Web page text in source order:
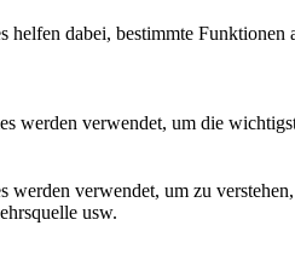
helfen dabei, bestimmte
werden verwendet, um die
werden verwendet, um zu
usw.